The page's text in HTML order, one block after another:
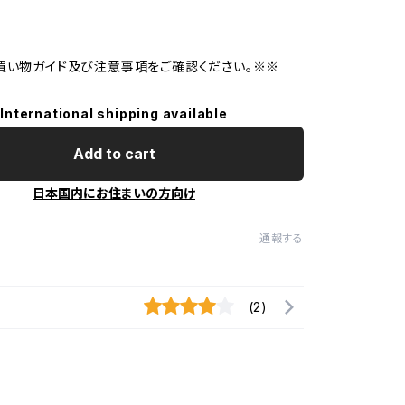
物ガイド及び注意事項をご確認ください。※※
International shipping available
Add to cart
日本国内にお住まいの方向け
通報する
(2)